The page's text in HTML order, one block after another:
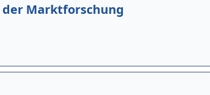
der Marktforschung